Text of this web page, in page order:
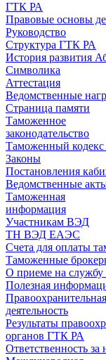
ГТК РА
Правовые основы
Руководство
Структура ГТК РА
История развития
Символика
Аттестация
Ведомственные
Страница памяти
Таможенное
законодательство
Таможенный кодекс
Законы
Постановления
Ведомственные
Таможенная
информация
Участникам ВЭД
ТН ВЭД ЕАЭС
Счета для оплаты
Таможенные
О приеме на
Полезная
Правоохранительная
деятельность
Результаты
органов ГТК РА
Ответственность за